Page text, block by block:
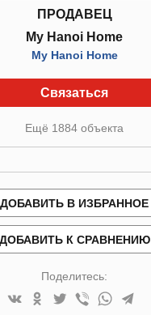
ПРОДАВЕЦ
My Hanoi Home
My Hanoi Home
Связаться
Ещё 1884 объекта
ДОБАВИТЬ В ИЗБРАННОЕ
ДОБАВИТЬ К СРАВНЕНИЮ
Поделитесь: